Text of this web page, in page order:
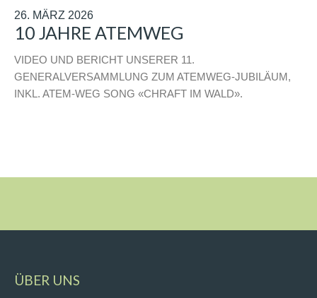
26. MÄRZ 2026
10 JAHRE ATEMWEG
VIDEO UND BERICHT UNSERER 11.
GENERALVERSAMMLUNG ZUM ATEMWEG-JUBILÄUM,
INKL. ATEM-WEG SONG «CHRAFT IM WALD».
ÜBER UNS